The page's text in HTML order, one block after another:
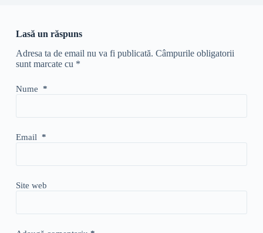
Lasă un răspuns
Adresa ta de email nu va fi publicată. Câmpurile obligatorii
sunt marcate cu *
Nume *
Email *
Site web